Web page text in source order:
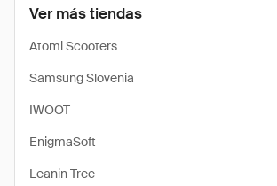
Ver más tiendas
Atomi Scooters
Samsung Slovenia
IWOOT
EnigmaSoft
Leanin Tree